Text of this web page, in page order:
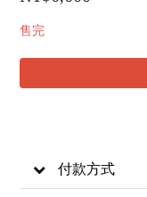
售完
付款方式